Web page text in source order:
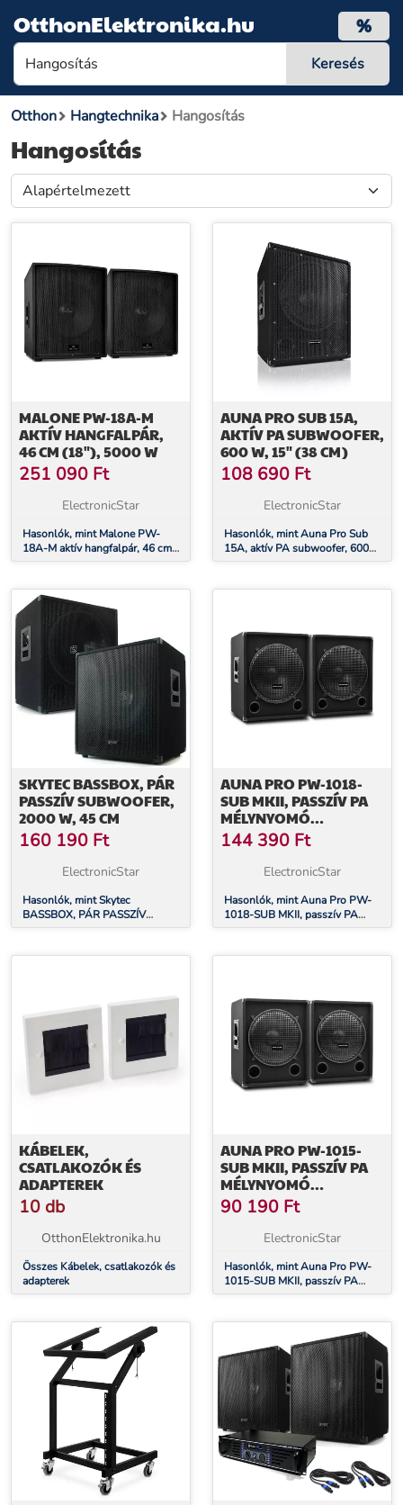
OtthonElektronika.hu %
Otthon Hangtechnika Hangosítás
Hangosítás
MALONE PW-18A-M
AKTÍV HANGFALPÁR,
46 CM (18"), 5000 W
251 090 Ft
ElectronicStar
Hasonlók, mint Malone PW-
18A-M aktív hangfalpár, 46 cm
(18"), 5000 W
AUNA PRO SUB 15A,
AKTÍV PA SUBWOOFER,
600 W, 15" (38 CM)
108 690 Ft
ElectronicStar
Hasonlók, mint Auna Pro Sub
15A, aktív PA subwoofer, 600
W, 15" (38 cm)
SKYTEC BASSBOX, PÁR
PASSZÍV SUBWOOFER,
2000 W, 45 CM
160 190 Ft
ElectronicStar
Hasonlók, mint Skytec
BASSBOX, PÁR PASSZÍV
SUBWOOFER, 2000 W, 45 CM
AUNA PRO PW-1018-
SUB MKII, PASSZÍV PA
MÉLYNYOMÓ
HANGFALPÁR, 18" (45,7
CM) SUBWOOFER, 600
144 390 Ft
ElectronicStar
Hasonlók, mint Auna Pro PW-
1018-SUB MKII, passzív PA
mélynyomó hangfalpár, 18"
KÁBELEK,
CSATLAKOZÓK ÉS
ADAPTEREK
10 db
OtthonElektronika.hu
Összes Kábelek, csatlakozók és
adapterek
AUNA PRO PW-1015-
SUB MKII, PASSZÍV PA
MÉLYNYOMÓ
HANGFALPÁR, 15"
SUBWOOFER, 500 W
90 190 Ft
ElectronicStar
Hasonlók, mint Auna Pro PW-
1015-SUB MKII, passzív PA
mélynyomó hangfalpár, 15"